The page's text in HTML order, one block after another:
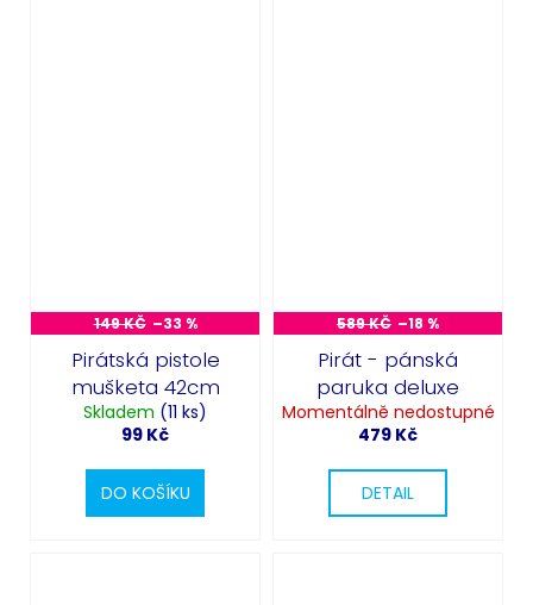
149 KČ –33 %
Pirátská pistole
mušketa 42cm
Skladem (11 ks)
99 Kč
DO KOŠÍKU
589 KČ –18 %
Pirát - pánská
paruka deluxe
Momentálně nedostupné
479 Kč
DETAIL